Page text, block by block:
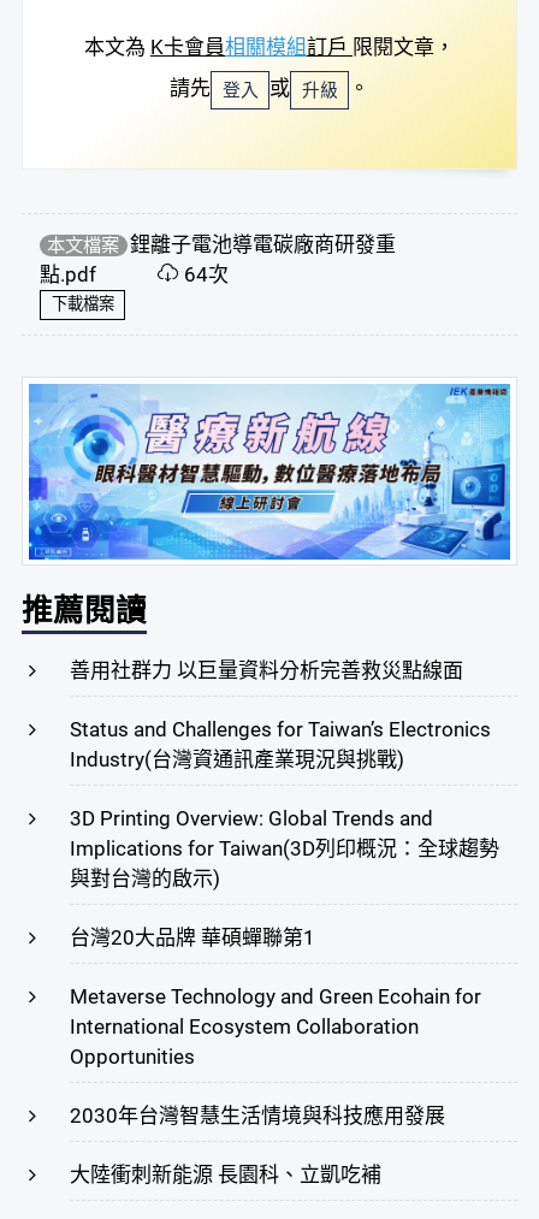
本文為 K卡會員相關模組訂戶 限閱文章，
請先 登入 或 升級 。
本文檔案 鋰離子電池導電碳廠商研發重
點.pdf
64次
下載檔案
推薦閱讀
善用社群力 以巨量資料分析完善救災點線面
Status and Challenges for Taiwan’s Electronics
Industry(台灣資通訊產業現況與挑戰)
3D Printing Overview: Global Trends and
Implications for Taiwan(3D列印概況：全球趨勢
與對台灣的啟示)
台灣20大品牌 華碩蟬聯第1
Metaverse Technology and Green Ecohain for
International Ecosystem Collaboration
Opportunities
2030年台灣智慧生活情境與科技應用發展
大陸衝刺新能源 長園科、立凱吃補